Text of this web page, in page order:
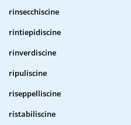
rinsecchiscine
rintiepidiscine
rinverdiscine
ripuliscine
riseppelliscine
ristabiliscine